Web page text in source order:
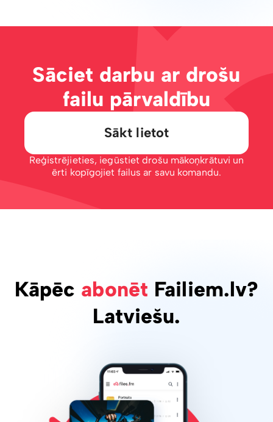
Sāciet darbu ar drošu
failu pārvaldību
Sākt lietot
Reģistrējieties, iegūstiet drošu mākoņkrātuvi un
ērti kopīgojiet failus ar savu komandu.
Kāpēc abonēt Failiem.lv?
Latviešu.